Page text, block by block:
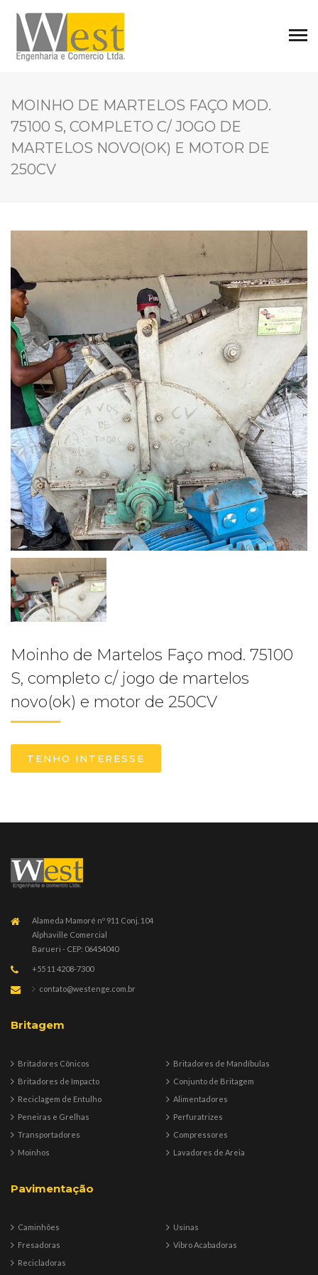
MOINHO DE MARTELOS FAÇO MOD.
75100 S, COMPLETO C/ JOGO DE
MARTELOS NOVO(OK) E MOTOR DE
250CV
Moinho de Martelos Faço mod. 75100
S, completo c/ jogo de martelos
novo(ok) e motor de 250CV
TENHO INTERESSE
Alameda Mamoré nº 911 Conj. 104
Alphaville Comercial
Barueri - CEP: 06454040
+55 11 4208-7300
contato@westenge.com.br
Britagem
Britadores Cônicos
Britadores de Impacto
Reciclagem de Entulho
Peneiras e Grelhas
Transportadores
Moinhos
Britadores de Mandíbulas
Conjunto de Britagem
Alimentadores
Perfuratrizes
Compressores
Lavadores de Areia
Pavimentação
Caminhões
Fresadoras
Recicladoras
Usinas
Vibro Acabadoras